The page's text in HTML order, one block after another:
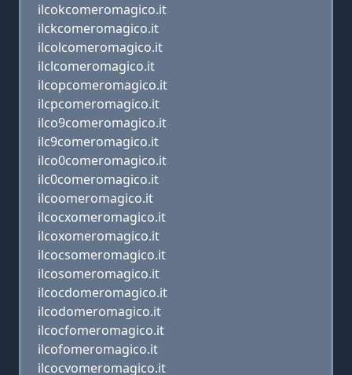
ilcokcomeromagico.it
ilckcomeromagico.it
ilcolcomeromagico.it
ilclcomeromagico.it
ilcopcomeromagico.it
ilcpcomeromagico.it
ilco9comeromagico.it
ilc9comeromagico.it
ilco0comeromagico.it
ilc0comeromagico.it
ilcoomeromagico.it
ilcocxomeromagico.it
ilcoxomeromagico.it
ilcocsomeromagico.it
ilcosomeromagico.it
ilcocdomeromagico.it
ilcodomeromagico.it
ilcocfomeromagico.it
ilcofomeromagico.it
ilcocvomeromagico.it